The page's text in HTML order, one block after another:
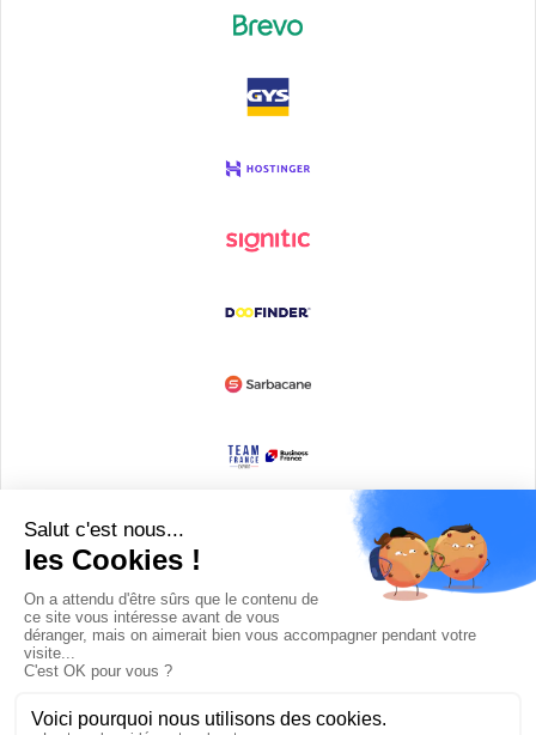
Devenir partenaire
© Copyright 2008 / 2026,DECODE MEDIA, The Innovation Media